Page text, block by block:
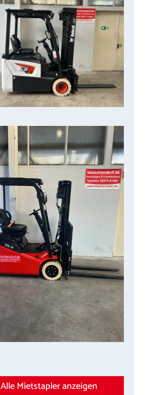
Alle Mietstapler anzeigen